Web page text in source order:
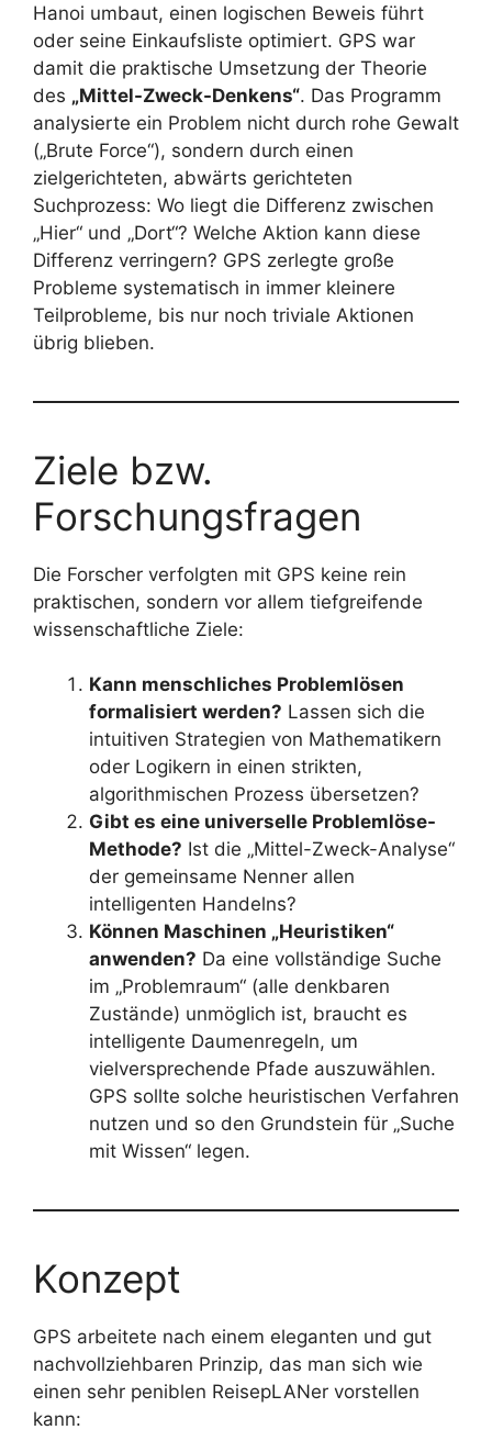
Hanoi umbaut, einen logischen Beweis führt
oder seine Einkaufsliste optimiert. GPS war
damit die praktische Umsetzung der Theorie
des „Mittel-Zweck-Denkens“. Das Programm
analysierte ein Problem nicht durch rohe Gewalt
(„Brute Force“), sondern durch einen
zielgerichteten, abwärts gerichteten
Suchprozess: Wo liegt die Differenz zwischen
„Hier“ und „Dort“? Welche Aktion kann diese
Differenz verringern? GPS zerlegte große
Probleme systematisch in immer kleinere
Teilprobleme, bis nur noch triviale Aktionen
übrig blieben.
Ziele bzw.
Forschungsfragen
Die Forscher verfolgten mit GPS keine rein
praktischen, sondern vor allem tiefgreifende
wissenschaftliche Ziele:
Kann menschliches Problemlösen
formalisiert werden? Lassen sich die
intuitiven Strategien von Mathematikern
oder Logikern in einen strikten,
algorithmischen Prozess übersetzen?
Gibt es eine universelle Problemlöse-
Methode? Ist die „Mittel-Zweck-Analyse“
der gemeinsame Nenner allen
intelligenten Handelns?
Können Maschinen „Heuristiken“
anwenden? Da eine vollständige Suche
im „Problemraum“ (alle denkbaren
Zustände) unmöglich ist, braucht es
intelligente Daumenregeln, um
vielversprechende Pfade auszuwählen.
GPS sollte solche heuristischen Verfahren
nutzen und so den Grundstein für „Suche
mit Wissen“ legen.
Konzept
GPS arbeitete nach einem eleganten und gut
nachvollziehbaren Prinzip, das man sich wie
einen sehr peniblen ReisepLANer vorstellen
kann: